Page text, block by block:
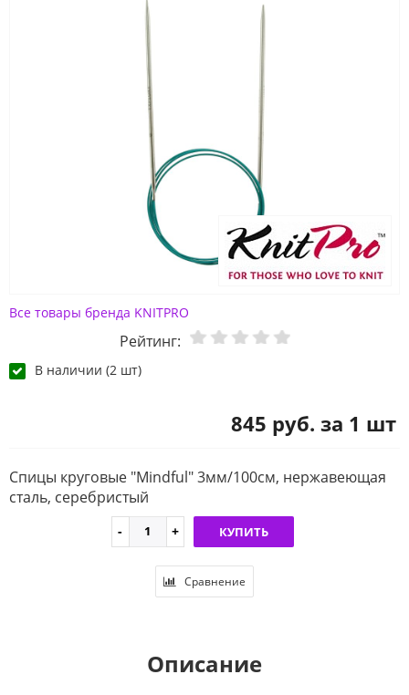
Все товары бренда KNITPRO
Рейтинг:
В наличии (2 шт)
845 руб. за 1 шт
Спицы круговые "Mindful" 3мм/100см, нержавеющая
сталь, серебристый
КУПИТЬ
Сравнение
Описание